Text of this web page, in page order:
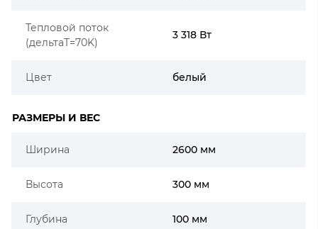
Тепловой поток
(дельтаT=70K)
3 318 Вт
Цвет белый
РАЗМЕРЫ И ВЕС
Ширина 2600 мм
Высота 300 мм
Глубина 100 мм